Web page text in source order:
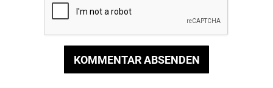
KOMMENTAR ABSENDEN